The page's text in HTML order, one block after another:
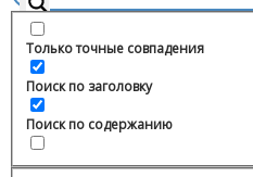
Только точные совпадения
Поиск по заголовку
Поиск по содержанию
Главная